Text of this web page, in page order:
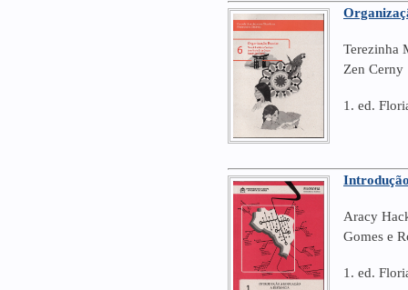
Terezinha
Zen Cerny
1. ed.
Aracy
Gomes e
1. ed.